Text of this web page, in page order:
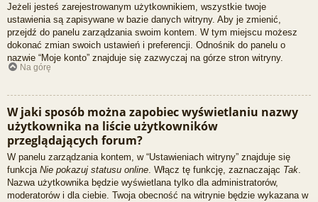
Jeżeli jesteś zarejestrowanym użytkownikiem, wszystkie twoje
ustawienia są zapisywane w bazie danych witryny. Aby je zmienić,
przejdź do panelu zarządzania swoim kontem. W tym miejscu możesz
dokonać zmian swoich ustawień i preferencji. Odnośnik do panelu o
nazwie “Moje konto” znajduje się zazwyczaj na górze stron witryny.
Na górę
W jaki sposób można zapobiec wyświetlaniu nazwy
użytkownika na liście użytkowników
przeglądających forum?
W panelu zarządzania kontem, w “Ustawieniach witryny” znajduje się
funkcja Nie pokazuj statusu online. Włącz tę funkcję, zaznaczając Tak.
Nazwa użytkownika będzie wyświetlana tylko dla administratorów,
moderatorów i dla ciebie. Twoja obecność na witrynie będzie wykazana w